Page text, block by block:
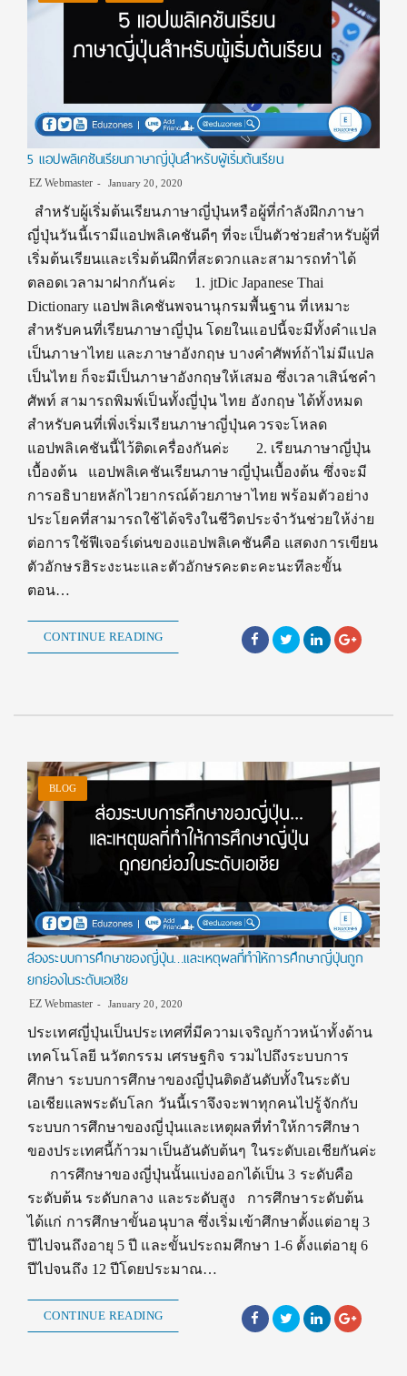
5 แอปพลิเคชันเรียนภาษาญี่ปุ่นสำหรับผู้เริ่มต้นเรียน
EZ Webmaster January 20, 2020
สำหรับผู้เริ่มต้นเรียนภาษาญี่ปุ่นหรือผู้ที่กำลังฝึกภาษา
ญี่ปุ่นวันนี้เรามีแอปพลิเคชันดีๆ ที่จะเป็นตัวช่วยสำหรับผู้ที่
เริ่มต้นเรียนและเริ่มต้นฝึกที่สะดวกและสามารถทำได้
ตลอดเวลามาฝากกันค่ะ 1. jtDic Japanese Thai
Dictionary แอปพลิเคชันพจนานุกรมพื้นฐาน ที่เหมาะ
สำหรับคนที่เรียนภาษาญี่ปุ่น โดยในแอปนี้จะมีทั้งคำแปล
เป็นภาษาไทย และภาษาอังกฤษ บางคำศัพท์ถ้าไม่มีแปล
เป็นไทย ก็จะมีเป็นภาษาอังกฤษให้เสมอ ซึ่งเวลาเสิน์ชคำ
ศัพท์ สามารถพิมพ์เป็นทั้งญี่ปุ่น ไทย อังกฤษ ได้ทั้งหมด
สำหรับคนที่เพิ่งเริ่มเรียนภาษาญี่ปุ่นควรจะโหลด
แอปพลิเคชันนี้ไว้ติดเครื่องกันค่ะ 2. เรียนภาษาญี่ปุ่น
เบื้องต้น แอปพลิเคชันเรียนภาษาญี่ปุ่นเบื้องต้น ซึ่งจะมี
การอธิบายหลักไวยากรณ์ด้วยภาษาไทย พร้อมตัวอย่าง
ประโยคที่สามารถใช้ได้จริงในชีวิตประจำวันช่วยให้ง่าย
ต่อการใช้ฟีเจอร์เด่นของแอปพลิเคชันคือ แสดงการเขียน
ตัวอักษรฮิระงะนะและตัวอักษรคะตะคะนะทีละขั้น
ตอน…
CONTINUE READING
BLOG
ส่องระบบการศึกษาของญี่ปุ่น…และเหตุผลที่ทำให้การศึกษาญี่ปุ่นถูก
ยกย่องในระดับเอเชีย
EZ Webmaster January 20, 2020
ประเทศญี่ปุ่นเป็นประเทศที่มีความเจริญก้าวหน้าทั้งด้าน
เทคโนโลยี นวัตกรรม เศรษฐกิจ รวมไปถึงระบบการ
ศึกษา ระบบการศึกษาของญี่ปุ่นติดอันดับทั้งในระดับ
เอเชียแลพระดับโลก วันนี้เราจึงจะพาทุกคนไปรู้จักกับ
ระบบการศึกษาของญี่ปุ่นและเหตุผลที่ทำให้การศึกษา
ของประเทศนี้ก้าวมาเป็นอันดับต้นๆ ในระดับเอเชียกันค่ะ
การศึกษาของญี่ปุ่นนั้นแบ่งออกได้เป็น 3 ระดับคือ
ระดับต้น ระดับกลาง และระดับสูง การศึกษาระดับต้น
ได้แก่ การศึกษาขั้นอนุบาล ซึ่งเริ่มเข้าศึกษาตั้งแต่อายุ 3
ปีไปจนถึงอายุ 5 ปี และขั้นประถมศึกษา 1-6 ตั้งแต่อายุ 6
ปีไปจนถึง 12 ปีโดยประมาณ…
CONTINUE READING